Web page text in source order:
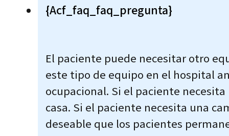
{acf_faq_faq_pregunta}
El paciente puede necesitar otro
este tipo de equipo en el hospital
ocupacional. Si el paciente
casa. Si el paciente necesita una
deseable que los pacientes